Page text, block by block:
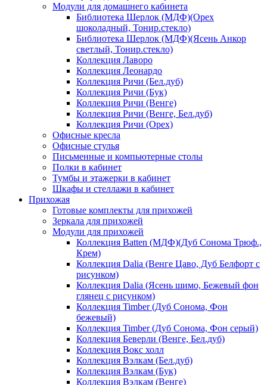
Модули для домашнего кабинета
Библиотека Шерлок (МДФ)(Орех
шоколадный, Тонир.стекло)
Библиотека Шерлок (МДФ)(Ясень Анкор
светлый, Тонир.стекло)
Коллекция Лаворо
Коллекция Леонардо
Коллекция Ричи (Бел.дуб)
Коллекция Ричи (Бук)
Коллекция Ричи (Венге)
Коллекция Ричи (Венге, Бел.дуб)
Коллекция Ричи (Орех)
Офисные кресла
Офисные стулья
Письменные и компьютерные столы
Полки в кабинет
Тумбы и этажерки в кабинет
Шкафы и стеллажи в кабинет
Прихожая
Готовые комплекты для прихожей
Зеркала для прихожей
Модули для прихожей
Коллекция Batten (МДФ)(Дуб Сонома Трюф.,
Крем)
Коллекция Dalia (Венге Цаво, Дуб Белфорт с
рисунком)
Коллекция Dalia (Ясень шимо, Бежевый фон
глянец с рисунком)
Коллекция Timber (Дуб Сонома, Фон
бежевый)
Коллекция Timber (Дуб Сонома, Фон серый)
Коллекция Беверли (Венге, Бел.дуб)
Коллекция Вокс холл
Коллекция Вэлкам (Бел.дуб)
Коллекция Вэлкам (Бук)
Коллекция Вэлкам (Венге)